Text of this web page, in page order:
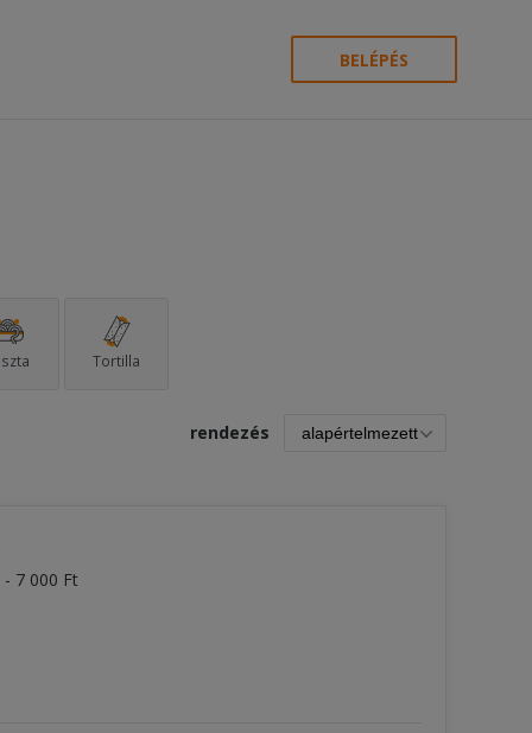
BELÉPÉS
Tortilla
rendezés
7 000 Ft